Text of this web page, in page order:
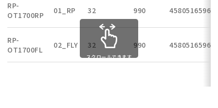
RP-
OT1700RP
01_RP 32 990
RP-
OT1700FL
02_FLY 32 990
スクロールできます